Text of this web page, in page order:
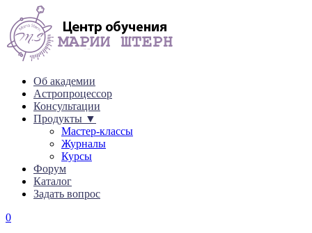
Об академии
Астропроцессор
Консультации
Продукты ▼
Мастер-классы
Журналы
Курсы
Форум
Каталог
Задать вопрос
0